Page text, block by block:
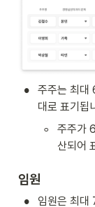
•
주주는 최대
대로 표기됩
◦
주주가
산되어
임원
• 임원은 최대